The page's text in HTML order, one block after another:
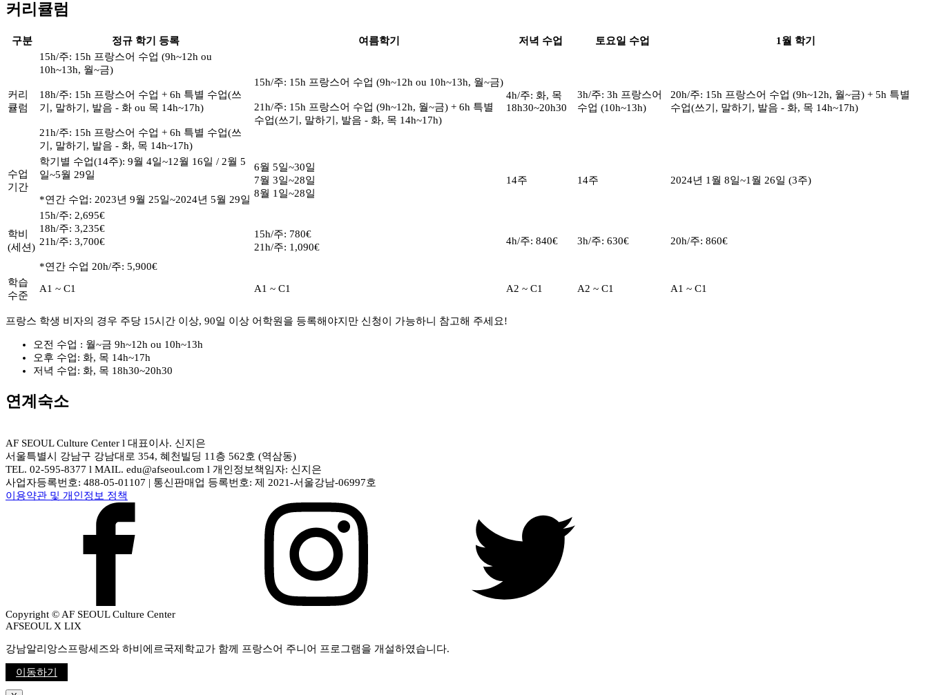
커리큘럼
구분 정규 학기 등록 여름학기 저녁 수업 토요일 수업 1월 학기
커리
큘럼
15h/주: 15h 프랑스어 수업 (9h~12h ou
10h~13h, 월~금)
18h/주: 15h 프랑스어 수업 + 6h 특별 수업(쓰
기, 말하기, 발음 - 화 ou 목 14h~17h)
21h/주: 15h 프랑스어 수업 + 6h 특별 수업(쓰
기, 말하기, 발음 - 화, 목 14h~17h)
15h/주: 15h 프랑스어 수업 (9h~12h ou 10h~13h, 월~금)
21h/주: 15h 프랑스어 수업 (9h~12h, 월~금) + 6h 특별
수업(쓰기, 말하기, 발음 - 화, 목 14h~17h)
4h/주: 화, 목
18h30~20h30
3h/주: 3h 프랑스어
수업 (10h~13h)
20h/주: 15h 프랑스어 수업 (9h~12h, 월~금) + 5h 특별
수업(쓰기, 말하기, 발음 - 화, 목 14h~17h)
수업
기간
학기별 수업(14주): 9월 4일~12월 16일 / 2월 5
일~5월 29일
*연간 수업: 2023년 9월 25일~2024년 5월 29일
6월 5일~30일
7월 3일~28일
8월 1일~28일
14주 14주 2024년 1월 8일~1월 26일 (3주)
학비
(세션)
15h/주: 2,695€
18h/주: 3,235€
21h/주: 3,700€
*연간 수업 20h/주: 5,900€
15h/주: 780€
21h/주: 1,090€
4h/주: 840€ 3h/주: 630€ 20h/주: 860€
학습
수준
A1 ~ C1 A1 ~ C1 A2 ~ C1 A2 ~ C1 A1 ~ C1
프랑스 학생 비자의 경우 주당 15시간 이상, 90일 이상 어학원을 등록해야지만 신청이 가능하니 참고해 주세요!
오전 수업 : 월~금 9h~12h ou 10h~13h
오후 수업: 화, 목 14h~17h
저녁 수업: 화, 목 18h30~20h30
연계숙소
AF SEOUL Culture Center l 대표이사. 신지은
서울특별시 강남구 강남대로 354, 혜천빌딩 11층 562호 (역삼동)
TEL. 02-595-8377 l MAIL. edu@afseoul.com l 개인정보책임자: 신지은
사업자등록번호: 488-05-01107 | 통신판매업 등록번호: 제 2021-서울강남-06997호
이용약관 및 개인정보 정책
Copyright © AF SEOUL Culture Center
AFSEOUL X LIX
강남알리앙스프랑세즈와 하비에르국제학교가 함께 프랑스어 주니어 프로그램을 개설하였습니다.
이동하기